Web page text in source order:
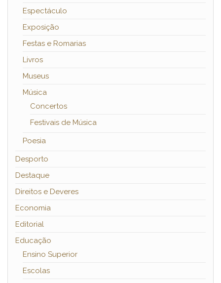
Espectáculo
Exposição
Festas e Romarias
Livros
Museus
Música
Concertos
Festivais de Música
Poesia
Desporto
Destaque
Direitos e Deveres
Economia
Editorial
Educação
Ensino Superior
Escolas